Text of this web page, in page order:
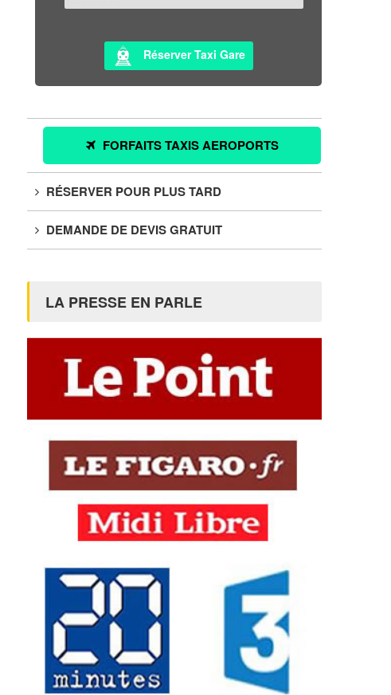
Réserver Taxi Gare
FORFAITS TAXIS AEROPORTS
RÉSERVER POUR PLUS TARD
DEMANDE DE DEVIS GRATUIT
LA PRESSE EN PARLE